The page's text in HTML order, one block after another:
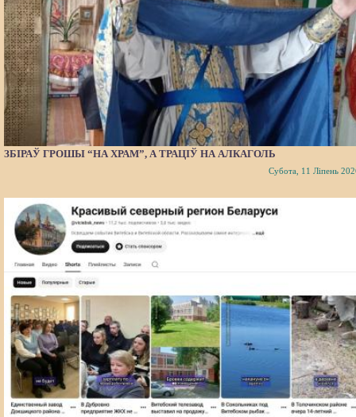
ЗБІРАЎ ГРОШЫ “НА ХРАМ”, А ТРАЦІЎ НА АЛКАГОЛЬ
Субота, 11 Ліпень